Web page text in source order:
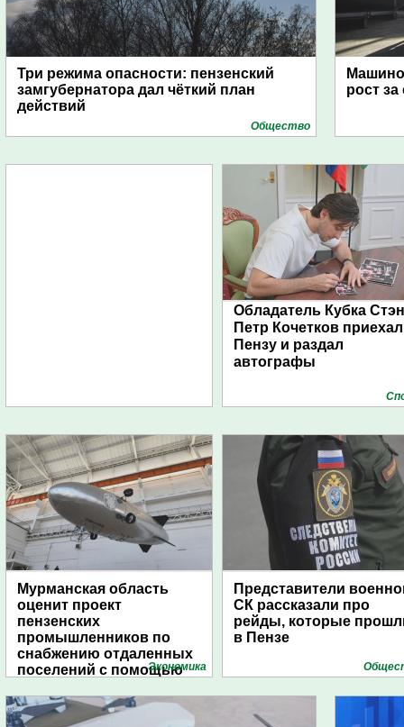
Три режима опасности: пензенский
замгубернатора дал чёткий план
действий
Общество
рост за
Обладатель Кубка
Петр Кочетков
Пензу и раздал
автографы
Мурманская область
оценит проект
пензенских
промышленников по
снабжению отдаленных
поселений с помощью
Экономика
Представители
СК рассказали про
рейды, которые
в Пензе